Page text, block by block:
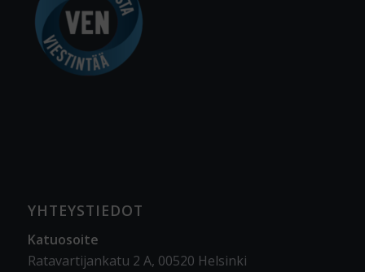
YHTEYSTIEDOT
Katuosoite
Ratavartijankatu 2 A, 00520 Helsinki